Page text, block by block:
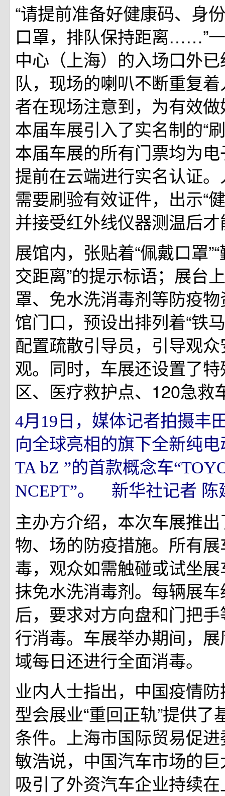
“请提前准备好健康码、身
口罩，排队保持距离……”
中心（上海）的入场口外
队，现场的喇叭不断重复
者在现场注意到，为有效
本届车展引入了实名制的“
本届车展的所有门票均为
提前在云端进行实名认证
需要刷验有效证件，出示“
并接受红外线仪器测温后
展馆内，张贴着“佩戴口罩
交距离”的提示标语；展台
罩、免水洗消毒剂等防疫
馆门口，预设出排列着“铁
配置疏散引导员，引导观
观。同时，车展还设置了
区、医疗救护点、120急救
4月19日，媒体记者拍摄丰
向全球亮相的旗下全新纯电
TA bZ ”的首款概念车
NCEPT”。 新华社记者 陈
主办方介绍，本次车展推
物、场的防疫措施。所有
毒，观众如需触碰或试坐
抹免水洗消毒剂。每辆展
后，要求对方向盘和门把
行消毒。车展举办期间，
域每日还进行全面消毒。
业内人士指出，中国疫情
型会展业“重回正轨”提供了
条件。上海市国际贸易促
敏浩说，中国汽车市场的
吸引了外资汽车企业持续